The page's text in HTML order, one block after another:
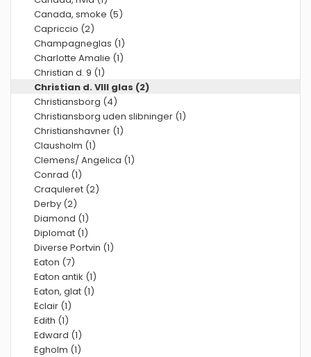
Canada, smoke (5)
Capriccio (2)
Champagneglas (1)
Charlotte Amalie (1)
Christian d. 9 (1)
Christian d. VIII glas (2)
Christiansborg (4)
Christiansborg uden slibninger (1)
Christianshavner (1)
Clausholm (1)
Clemens/ Angelica (1)
Conrad (1)
Craquleret (2)
Derby (2)
Diamond (1)
Diplomat (1)
Diverse Portvin (1)
Eaton (7)
Eaton antik (1)
Eaton, glat (1)
Eclair (1)
Edith (1)
Edward (1)
Egholm (1)